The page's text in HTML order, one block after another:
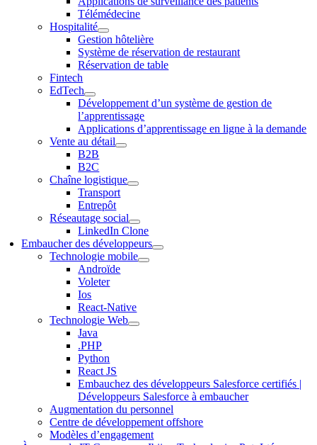
Télémédecine
Hospitalité
Gestion hôtelière
Système de réservation de restaurant
Réservation de table
Fintech
EdTech
Développement d’un système de gestion de
l’apprentissage
Applications d’apprentissage en ligne à la demande
Vente au détail
B2B
B2C
Chaîne logistique
Transport
Entrepôt
Réseautage social
LinkedIn Clone
Embaucher des développeurs
Technologie mobile
Androïde
Voleter
Ios
React-Native
Technologie Web
Java
.PHP
Python
React JS
Embauchez des développeurs Salesforce certifiés |
Développeurs Salesforce à embaucher
Augmentation du personnel
Centre de développement offshore
Modèles d’engagement